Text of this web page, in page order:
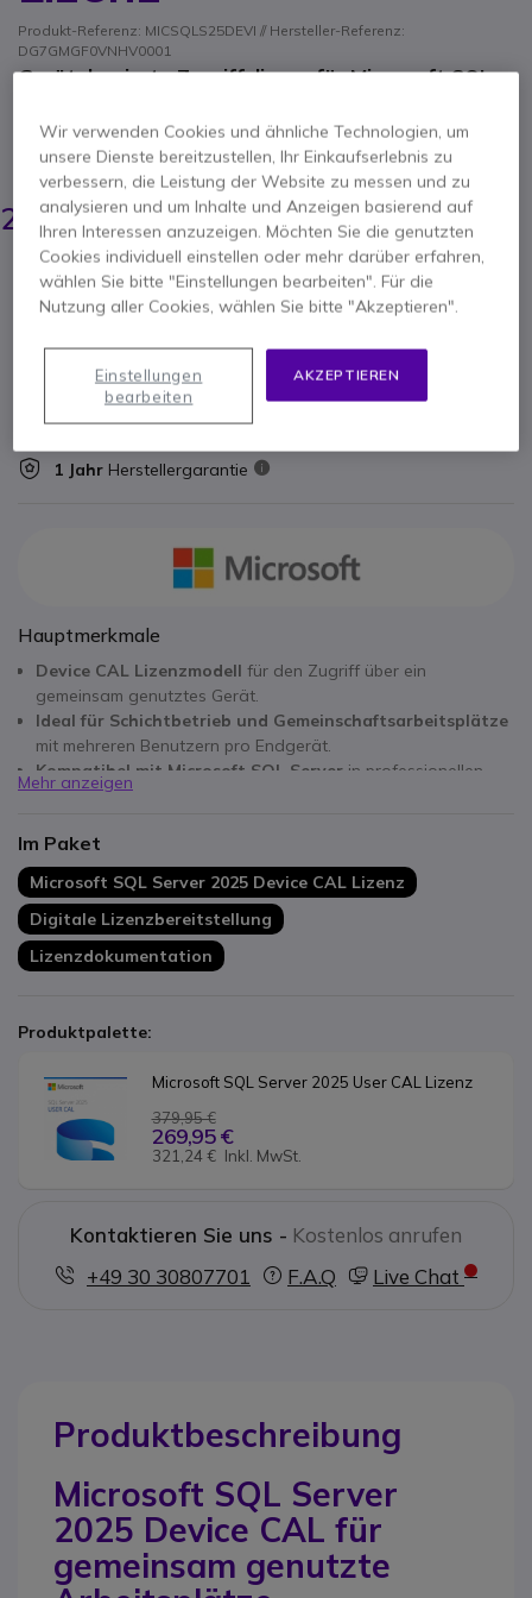
Produkt-Referenz: MICSQLS25DEVI // Hersteller-Referenz:
DG7GMGF0VNHV0001
Gerätebasierte Zugriffslizenz für Microsoft SQL
Serverressourcen über ein lizenziertes Gerät.
ERSPARNIS 110,00 € GENERALÜBERHOLT
269,95 €- Inkl. MwSt.
Anzahl
IN DEN WARENKORB
ANGEBOT IN 4 STUNDEN
AUF LAGER
1 Jahr Herstellergarantie
Hauptmerkmale
Device CAL Lizenzmodell für den Zugriff über ein
gemeinsam genutztes Gerät.
Ideal für Schichtbetrieb und Gemeinschaftsarbeitsplätze
mit mehreren Benutzern pro Endgerät.
Kompatibel mit Microsoft SQL Server in professionellen
Unternehmensumgebungen.
von SQL-Zugriffen.
Geeignet für On-Premise und hybride IT-Infrastrukturen
mit SQL Server Bereitstellung.
Flexible Nutzungfür Terminals, Arbeitsstationen und
gemeinsam genutzte PCs.
Mehr anzeigen
Im Paket
Microsoft SQL Server 2025 Device CAL Lizenz
Digitale Lizenzbereitstellung
Lizenzdokumentation
Produktpalette:
Microsoft SQL Server 2025 User CAL Lizenz
379,95 €
269,95 €
321,24 € Inkl. MwSt.
Kontaktieren Sie uns - Kostenlos anrufen
+49 30 30807701
F.A.Q Live Chat
Produktbeschreibung
Microsoft SQL Server
2025 Device CAL für
gemeinsam genutzte
Wir verwenden Cookies und ähnliche Technologien, um
unsere Dienste bereitzustellen, Ihr Einkaufserlebnis zu
verbessern, die Leistung der Website zu messen und zu
analysieren und um Inhalte und Anzeigen basierend auf
Ihren Interessen anzuzeigen. Möchten Sie die genutzten
Cookies individuell einstellen oder mehr darüber erfahren,
wählen Sie bitte "Einstellungen bearbeiten". Für die
Nutzung aller Cookies, wählen Sie bitte "Akzeptieren".
AKZEPTIEREN
Einstellungen
bearbeiten